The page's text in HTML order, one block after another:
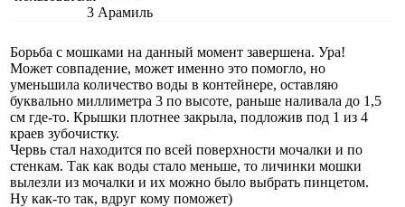
3 Арамиль
Борьба с мошками на данный момент завершена. Ура!
Может совпадение, может именно это помогло, но
уменьшила количество воды в контейнере, оставляю
буквально миллиметра 3 по высоте, раньше наливала до 1,5
см где-то. Крышки плотнее закрыла, подложив под 1 из 4
краев зубочистку.
Червь стал находится по всей поверхности мочалки и по
стенкам. Так как воды стало меньше, то личинки мошки
вылезли из мочалки и их можно было выбрать пинцетом.
Ну как-то так, вдруг кому поможет)